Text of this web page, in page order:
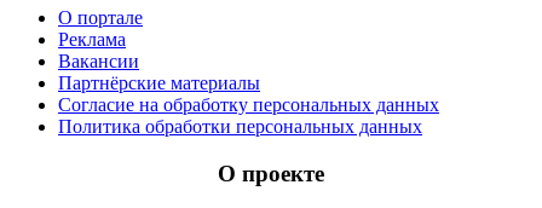
О портале
Реклама
Вакансии
Партнёрские материалы
Согласие на обработку персональных данных
Политика обработки персональных данных
О проекте